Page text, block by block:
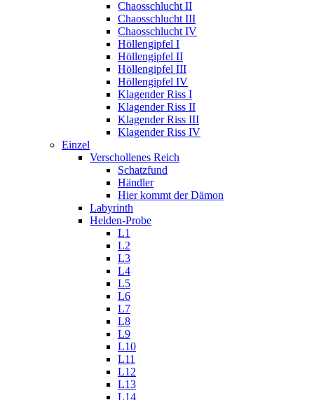
Chaosschlucht II
Chaosschlucht III
Chaosschlucht IV
Höllengipfel I
Höllengipfel II
Höllengipfel III
Höllengipfel IV
Klagender Riss I
Klagender Riss II
Klagender Riss III
Klagender Riss IV
Einzel
Verschollenes Reich
Schatzfund
Händler
Hier kommt der Dämon
Labyrinth
Helden-Probe
L1
L2
L3
L4
L5
L6
L7
L8
L9
L10
L11
L12
L13
L14